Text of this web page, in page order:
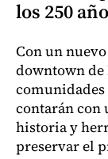
los 250
Con un
downtown de
contarán con
historia y
preservar el